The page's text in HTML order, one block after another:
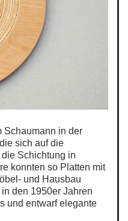
Schaumann in der
sich auf die
Schichtung in
konnten so Platten mit
und Hausbau
den 1950er Jahren
und entwarf elegante